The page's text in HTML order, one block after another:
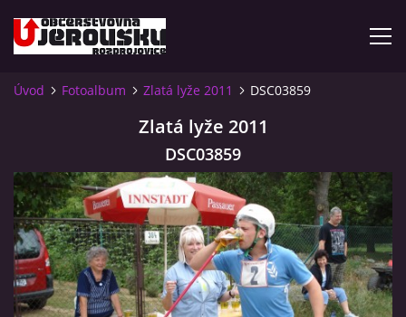
VIDLÁCKÝ VÍCEBOJ 2023 - VIDEO
OTEVÍRACÍ DOBA
Úvod Fotoalbum Zlatá lyže 2011 DSC03859
Zlatá lyže 2011
DSC03859